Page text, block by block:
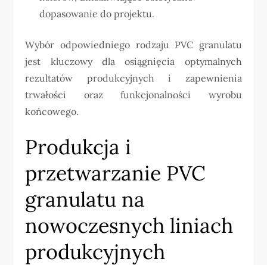
dopasowanie do projektu.
Wybór odpowiedniego rodzaju PVC granulatu
jest kluczowy dla osiągnięcia optymalnych
rezultatów produkcyjnych i zapewnienia
trwałości oraz funkcjonalności wyrobu
końcowego.
Produkcja i
przetwarzanie PVC
granulatu na
nowoczesnych liniach
produkcyjnych